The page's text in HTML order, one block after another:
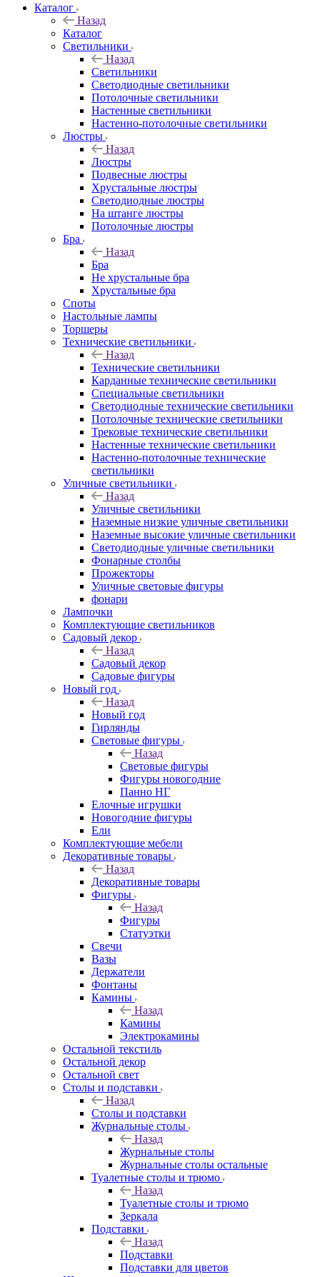
Каталог
Назад
Каталог
Светильники
Назад
Светильники
Светодиодные светильники
Потолочные светильники
Настенные светильники
Настенно-потолочные светильники
Люстры
Назад
Люстры
Подвесные люстры
Хрустальные люстры
Светодиодные люстры
На штанге люстры
Потолочные люстры
Бра
Назад
Бра
Не хрустальные бра
Хрустальные бра
Споты
Настольные лампы
Торшеры
Технические светильники
Назад
Технические светильники
Карданные технические светильники
Специальные светильники
Светодиодные технические светильники
Потолочные технические светильники
Трековые технические светильники
Настенные технические светильники
Настенно-потолочные технические
светильники
Уличные светильники
Назад
Уличные светильники
Наземные низкие уличные светильники
Наземные высокие уличные светильники
Светодиодные уличные светильники
Фонарные столбы
Прожекторы
Уличные световые фигуры
фонари
Лампочки
Комплектующие светильников
Садовый декор
Назад
Садовый декор
Садовые фигуры
Новый год
Назад
Новый год
Гирлянды
Световые фигуры
Назад
Световые фигуры
Фигуры новогодние
Панно НГ
Елочные игрушки
Новогодние фигуры
Ели
Комплектующие мебели
Декоративные товары
Назад
Декоративные товары
Фигуры
Назад
Фигуры
Статуэтки
Свечи
Вазы
Держатели
Фонтаны
Камины
Назад
Камины
Электрокамины
Остальной текстиль
Остальной декор
Остальной свет
Столы и подставки
Назад
Столы и подставки
Журнальные столы
Назад
Журнальные столы
Журнальные столы остальные
Туалетные столы и трюмо
Назад
Туалетные столы и трюмо
Зеркала
Подставки
Назад
Подставки
Подставки для цветов